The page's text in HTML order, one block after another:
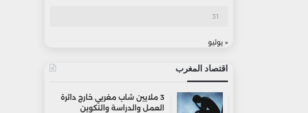
31
« يوليو
اقتصاد المغرب
3 ملايين شاب مغربي خارج دائرة
العمل والدراسة والتكوين